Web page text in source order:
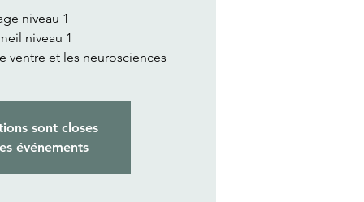
niveau 1
niveau 1
ventre et les neurosciences
sont closes
événements